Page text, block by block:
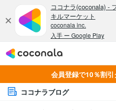
会員登録で10％割引
ココナラブログ